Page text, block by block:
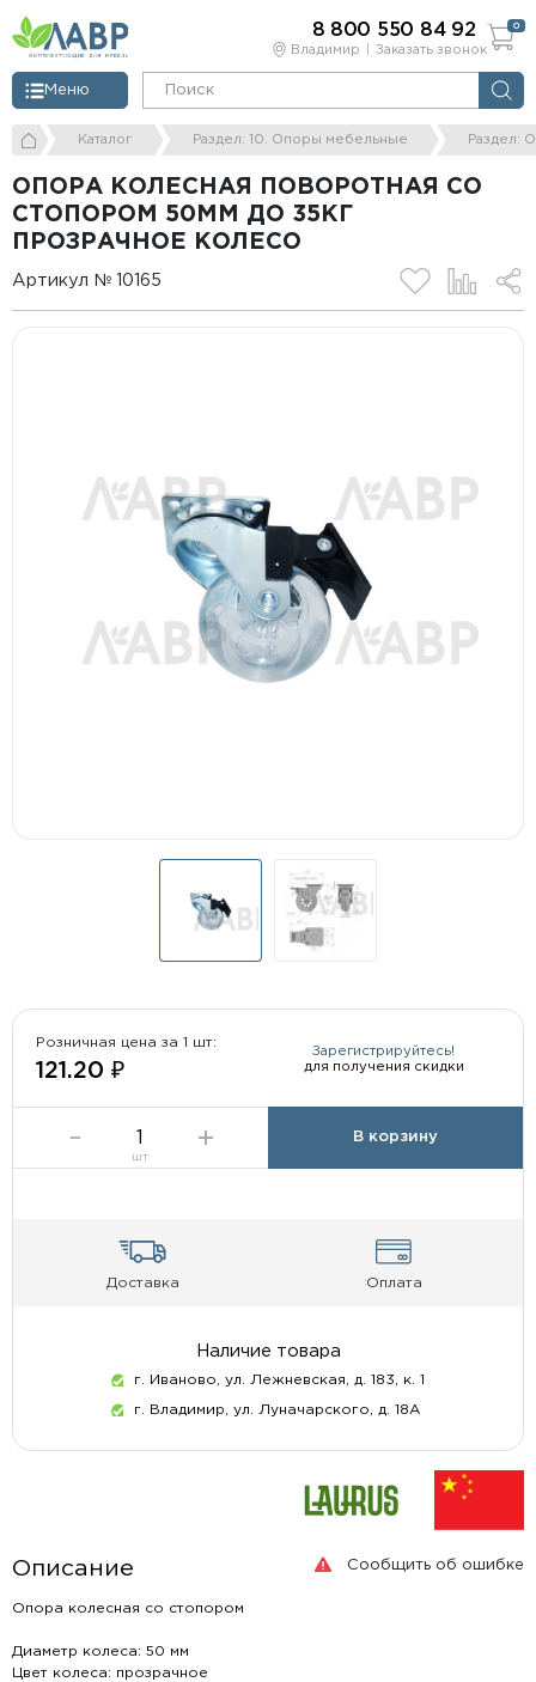
Владимир Заказать звонок
Меню
8 800 550 84 92 0
Каталог Раздел: 10. Опоры мебельные Раздел:
ОПОРА КОЛЕСНАЯ ПОВОРОТНАЯ СО
СТОПОРОМ 50ММ ДО 35КГ
ПРОЗРАЧНОЕ КОЛЕСО
Артикул № 10165
Розничная цена за 1 шт:
121.20 ₽
Зарегистрируйтесь!
для получения скидки
шт
В корзину
Доставка Оплата
Наличие товара
г. Иваново, ул. Лежневская, д. 183, к. 1
г. Владимир, ул. Луначарского, д. 18А
Сообщить об ошибке
Описание
Опора колесная со стопором
Диаметр колеса: 50 мм
Цвет колеса: прозрачное